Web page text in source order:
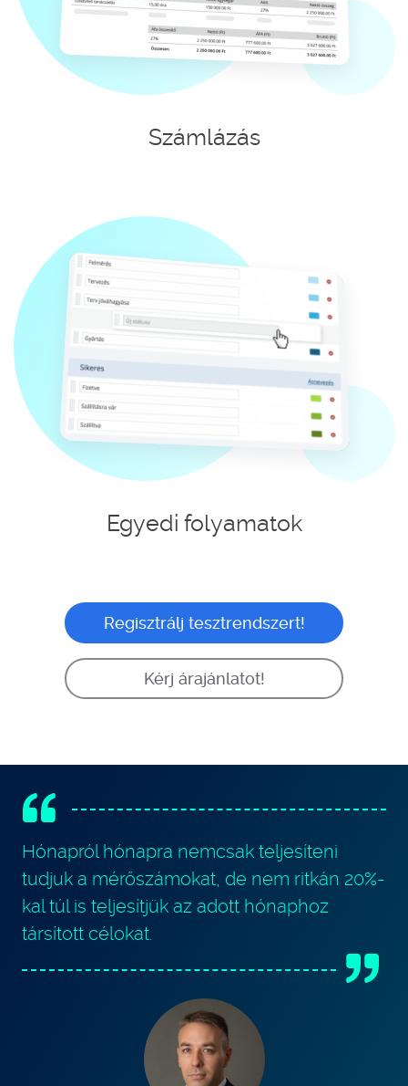
Számlázás
Egyedi folyamatok
Regisztrálj tesztrendszert!
Kérj árajánlatot!
Hónapról hónapra nemcsak teljesíteni
tudjuk a mérőszámokat, de nem ritkán 20%-
kal túl is teljesítjük az adott hónaphoz
társított célokat.